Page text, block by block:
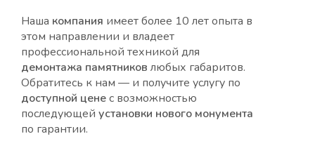
Наша компания имеет более 10 лет опыта в
этом направлении и владеет
профессиональной техникой для
демонтажа памятников любых габаритов.
Обратитесь к нам — и получите услугу по
доступной ценес возможностью
последующей установки нового монумента
по гарантии.